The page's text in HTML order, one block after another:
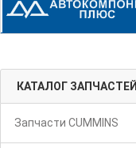
КАТАЛОГ ЗАПЧАСТЕЙ
Запчасти CUMMINS